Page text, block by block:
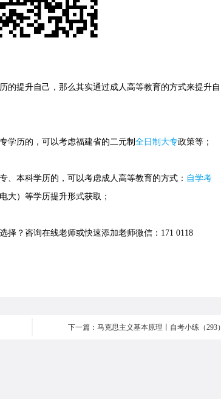
提升自己，那么其实通过成人高等教育的方式来提升自
历的，可以考虑福建省的二元制 全日制大专政策等；
本科学历的，可以考虑成人高等教育的方式： 自学考
大）等学历提升形式获取；
择？咨询在线老师或快速添加老师微信：171 0118
下一篇：马克思主义基本原理丨自考小练（293）